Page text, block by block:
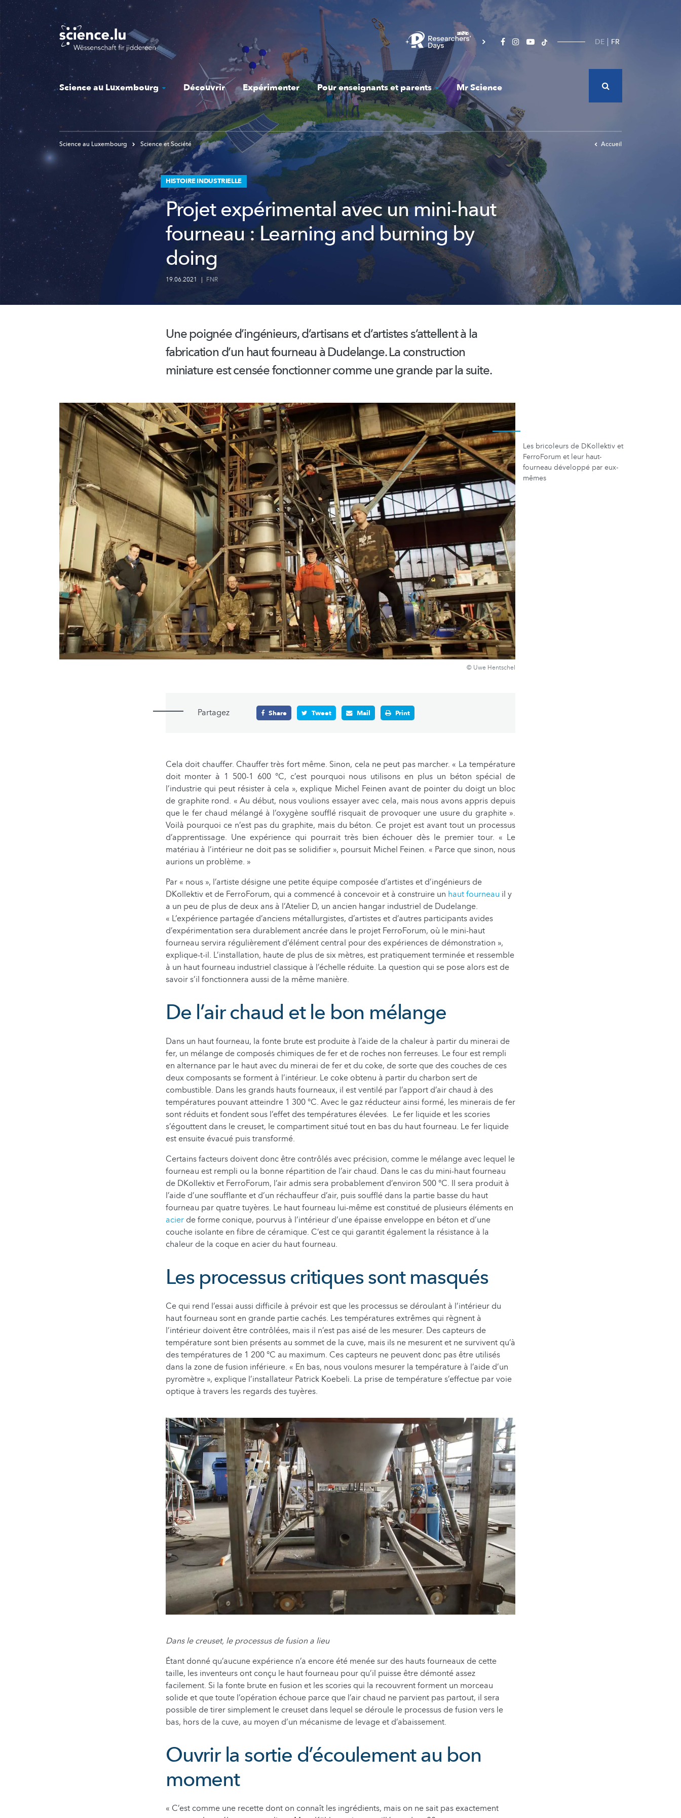
Skip
to
main
content
DE FR
Science au Luxembourg Découvrir Expérimenter Pour enseignants et parents Mr Science
Science au Luxembourg Science et Société Accueil
HISTOIRE INDUSTRIELLE
Projet expérimental avec un mini-haut
fourneau : Learning and burning by
doing
19.06.2021 | FNR
Une poignéed’ingénieurs,d’artisans et d’artistes s’attellent à la
fabrication d’un haut fourneau à Dudelange. La construction
miniature est censée fonctionner comme une grande par la suite.
© Uwe Hentschel
Les bricoleurs de DKollektiv et
FerroForum et leur haut-
fourneau développé par eux-
mêmes
Partagez Share Tweet Mail Print
Cela doit chauffer. Chauffer très fort même. Sinon, cela ne peut pas marcher. « La température
doit monter à 1 500-1 600 °C, c’est pourquoi nous utilisons en plus un béton spécial de
l’industrie qui peut résister à cela », explique Michel Feinen avant de pointer du doigt un bloc
de graphite rond. « Au début, nous voulions essayer avec cela, mais nous avons appris depuis
que le fer chaud mélangé à l’oxygène soufflé risquait de provoquer une usure du graphite ».
Voilà pourquoi ce n’est pas du graphite, mais du béton. Ce projet est avant tout un processus
d’apprentissage. Une expérience qui pourrait très bien échouer dès le premier tour. « Le
matériau à l’intérieur ne doit pas se solidifier », poursuit Michel Feinen. « Parce que sinon, nous
aurions un problème. »
Par « nous », l’artiste désigne une petite équipe composée d’artistes et d’ingénieurs de
DKollektiv et de FerroForum, qui a commencé à concevoir et à construire un haut fourneau il y
a un peu de plus de deux ans à l’Atelier D, un ancien hangar industriel de Dudelange.
« L’expérience partagée d’anciens métallurgistes, d’artistes et d’autres participants avides
d’expérimentation sera durablement ancrée dans le projet FerroForum, où le mini-haut
fourneau servira régulièrement d’élément central pour des expériences de démonstration »,
explique-t-il. L’installation, haute de plus de six mètres, est pratiquement terminée et ressemble
à un haut fourneau industriel classique à l’échelle réduite. La question qui se pose alors est de
savoir s’il fonctionnera aussi de la même manière.
De l’air chaud et le bon mélange
Dans un haut fourneau, la fonte brute est produite à l’aide de la chaleur à partir du minerai de
fer, un mélange de composés chimiques de fer et de roches non ferreuses. Le four est rempli
en alternance par le haut avec du minerai de fer et du coke, de sorte que des couches de ces
deux composants se forment à l’intérieur. Le coke obtenu à partir du charbon sert de
combustible. Dans les grands hauts fourneaux, il est ventilé par l’apport d’air chaud à des
températures pouvant atteindre 1 300 °C. Avec le gaz réducteur ainsi formé, les minerais de fer
sont réduits et fondent sous l’effet des températures élevées. Le fer liquide et les scories
s’égouttent dans le creuset, le compartiment situé tout en bas du haut fourneau. Le fer liquide
est ensuite évacué puis transformé.
Certains facteurs doivent donc être contrôlés avec précision, comme le mélange avec lequel le
fourneau est rempli ou la bonne répartition de l’air chaud. Dans le cas du mini-haut fourneau
de DKollektiv et FerroForum, l’air admis sera probablement d’environ 500 °C. Il sera produit à
l’aide d’une soufflante et d’un réchauffeur d’air, puis soufflé dans la partie basse du haut
fourneau par quatre tuyères. Le haut fourneau lui-même est constitué de plusieurs éléments en
acier de forme conique, pourvus à l’intérieur d’une épaisse enveloppe en béton et d’une
couche isolante en fibre de céramique. C’est ce qui garantit également la résistance à la
chaleur de la coque en acier du haut fourneau.
Les processus critiques sont masqués
Ce qui rend l’essai aussi difficile à prévoir est que les processus se déroulant à l’intérieur du
haut fourneau sont en grande partie cachés. Les températures extrêmes qui règnent à
l’intérieur doivent être contrôlées, mais il n’est pas aisé de les mesurer. Des capteurs de
température sont bien présents au sommet de la cuve, mais ils ne mesurent et ne survivent qu’à
des températures de 1 200 °C au maximum. Ces capteurs ne peuvent donc pas être utilisés
dans la zone de fusion inférieure. « En bas, nous voulons mesurer la température à l’aide d’un
pyromètre », explique l’installateur Patrick Koebeli. La prise de température s’effectue par voie
optique à travers les regards des tuyères.
Dans le creuset, le processus de fusion a lieu
Étant donné qu’aucune expérience n’a encore été menée sur des hauts fourneaux de cette
taille, les inventeurs ont conçu le haut fourneau pour qu’il puisse être démonté assez
facilement. Si la fonte brute en fusion et les scories qui la recouvrent forment un morceau
solide et que toute l’opération échoue parce que l’air chaud ne parvient pas partout, il sera
possible de tirer simplement le creuset dans lequel se déroule le processus de fusion vers le
bas, hors de la cuve, au moyen d’un mécanisme de levage et d’abaissement.
Ouvrir la sortie d’écoulement au bon
moment
« C’est comme une recette dont on connaît les ingrédients, mais on ne sait pas exactement